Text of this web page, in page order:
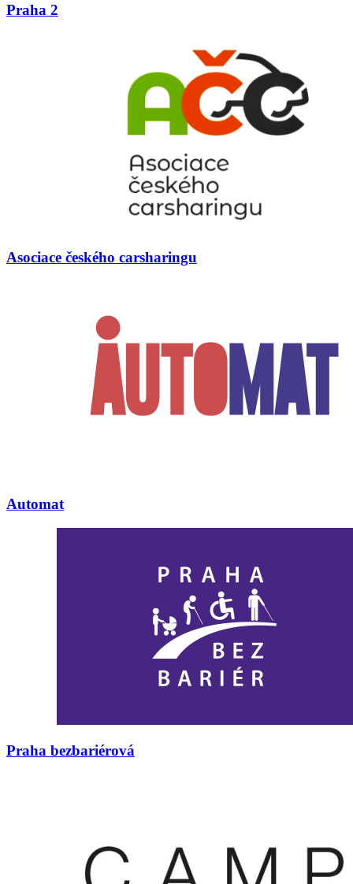
Praha 2
Asociace českého carsharingu
Automat
Praha bezbariérová